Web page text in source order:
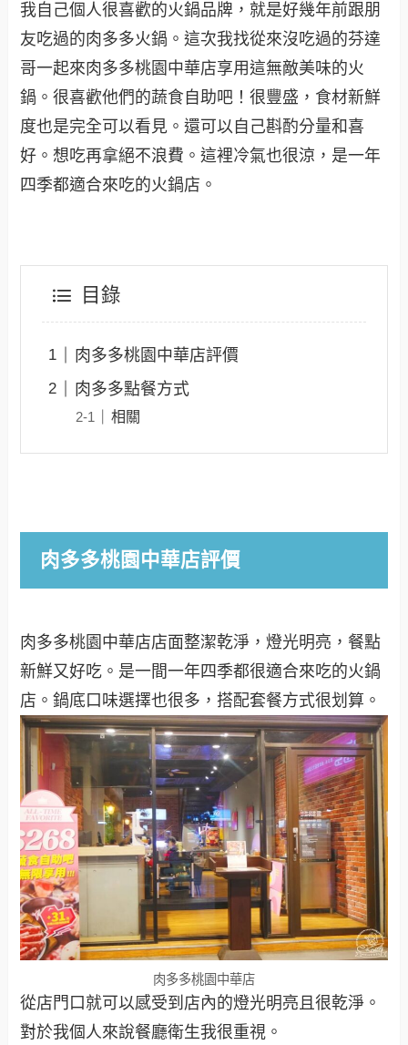
我自己個人很喜歡的火鍋品牌，就是好幾年前跟朋
友吃過的肉多多火鍋。這次我找從來沒吃過的芬達
哥一起來肉多多桃園中華店享用這無敵美味的火
鍋。很喜歡他們的蔬食自助吧！很豐盛，食材新鮮
度也是完全可以看見。還可以自己斟酌分量和喜
好。想吃再拿絕不浪費。這裡冷氣也很涼，是一年
四季都適合來吃的火鍋店。
目錄
肉多多桃園中華店評價
肉多多點餐方式
相關
肉多多桃園中華店評價
肉多多桃園中華店店面整潔乾淨，燈光明亮，餐點
新鮮又好吃。是一間一年四季都很適合來吃的火鍋
店。鍋底口味選擇也很多，搭配套餐方式很划算。
肉多多桃園中華店
從店門口就可以感受到店內的燈光明亮且很乾淨。
對於我個人來說餐廳衛生我很重視。